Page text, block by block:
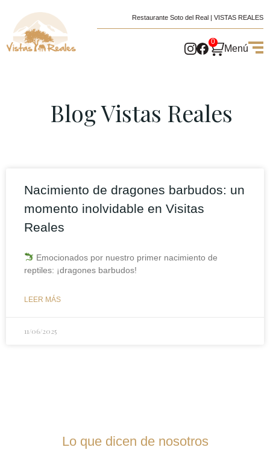
Restaurante Soto del Real | VISTAS REALES
0
Menú
Blog Vistas Reales
Nacimiento de dragones barbudos: un
momento inolvidable en Visitas
Reales
Emocionados por nuestro primer nacimiento de
reptiles: ¡dragones barbudos!
LEER MÁS
11/06/2025
Lo que dicen de nosotros